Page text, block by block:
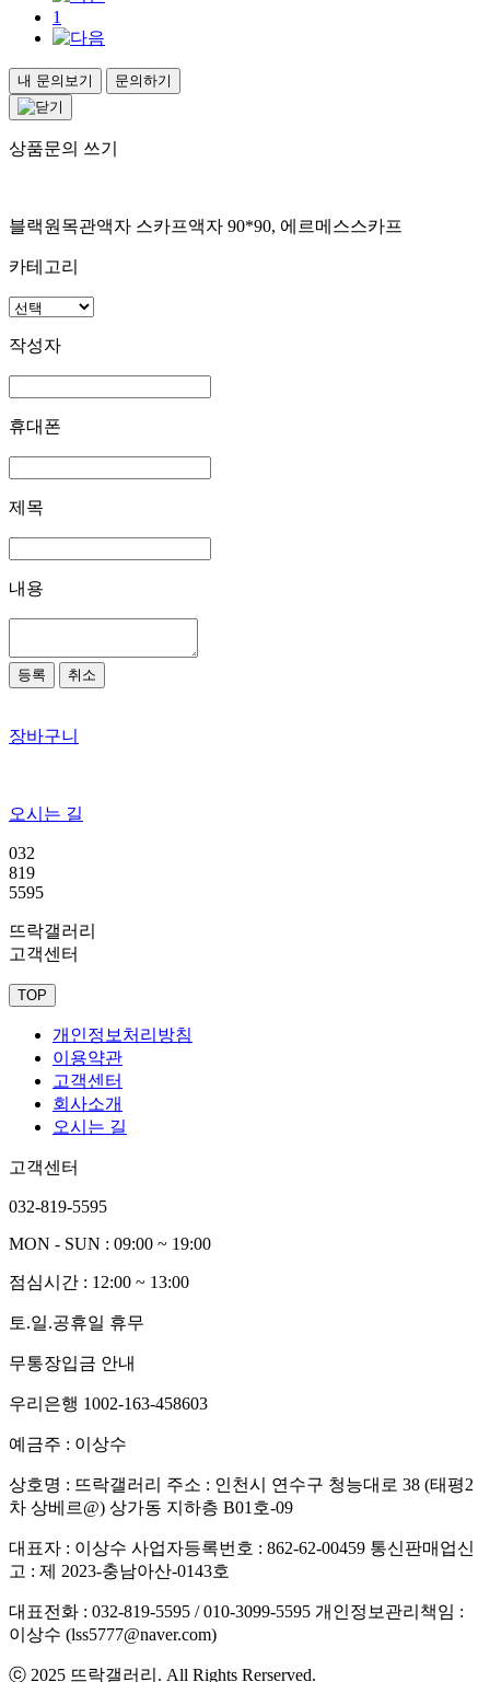
1
내 문의보기 문의하기
상품문의 쓰기
블랙원목관액자 스카프액자 90*90, 에르메스스카프
카테고리
작성자
휴대폰
제목
내용
등록 취소
장바구니
오시는 길
032
819
5595
뜨락갤러리
고객센터
TOP
개인정보처리방침
이용약관
고객센터
회사소개
오시는 길
고객센터
032-819-5595
MON - SUN : 09:00 ~ 19:00
점심시간 : 12:00 ~ 13:00
토.일.공휴일 휴무
무통장입금 안내
우리은행 1002-163-458603
예금주 : 이상수
상호명 : 뜨락갤러리 주소 : 인천시 연수구 청능대로 38 (태평2
차 상베르@) 상가동 지하층 B01호-09
대표자 : 이상수 사업자등록번호 : 862-62-00459 통신판매업신
고 : 제 2023-충남아산-0143호
대표전화 : 032-819-5595 / 010-3099-5595 개인정보관리책임 :
이상수 (lss5777@naver.com)
ⓒ 2025 뜨락갤러리. All Rights Rerserved.